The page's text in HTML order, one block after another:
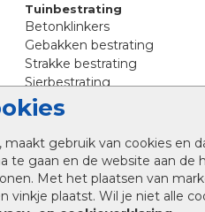
, maakt gebruik van cookies en
te gaan en de website aan
Met het plaatsen van
vinkje plaatst. Wil je niet alle
Tuinbestrating
Betonklinkers
Gebakken bestrating
Strakke bestrating
Sierbestrating
Straatklinkers
Straatstenen
Trommelstenen
Tuinstenen
Waalformaat
Wildverband bestrating